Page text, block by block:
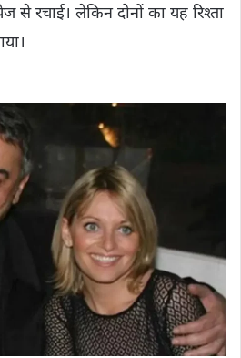
से रचाई। लेकिन दोनों का यह रिश्ता